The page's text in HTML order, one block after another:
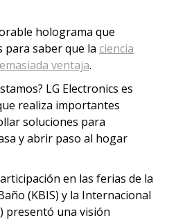
holograma que
para saber que la ciencia
ventaja.
LG Electronics es
realiza importantes
soluciones para
y abrir paso al hogar
en las ferias de la
(KBIS) y la Internacional
presentó una visión